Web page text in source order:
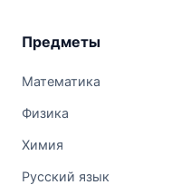
Предметы
Математика
Физика
Химия
Русский язык